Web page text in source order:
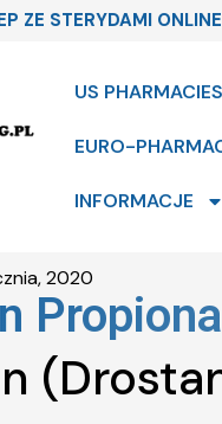
ZE STERYDAMI ONLINE
US PHARMACIES
EURO-
INFORMACJE
2020